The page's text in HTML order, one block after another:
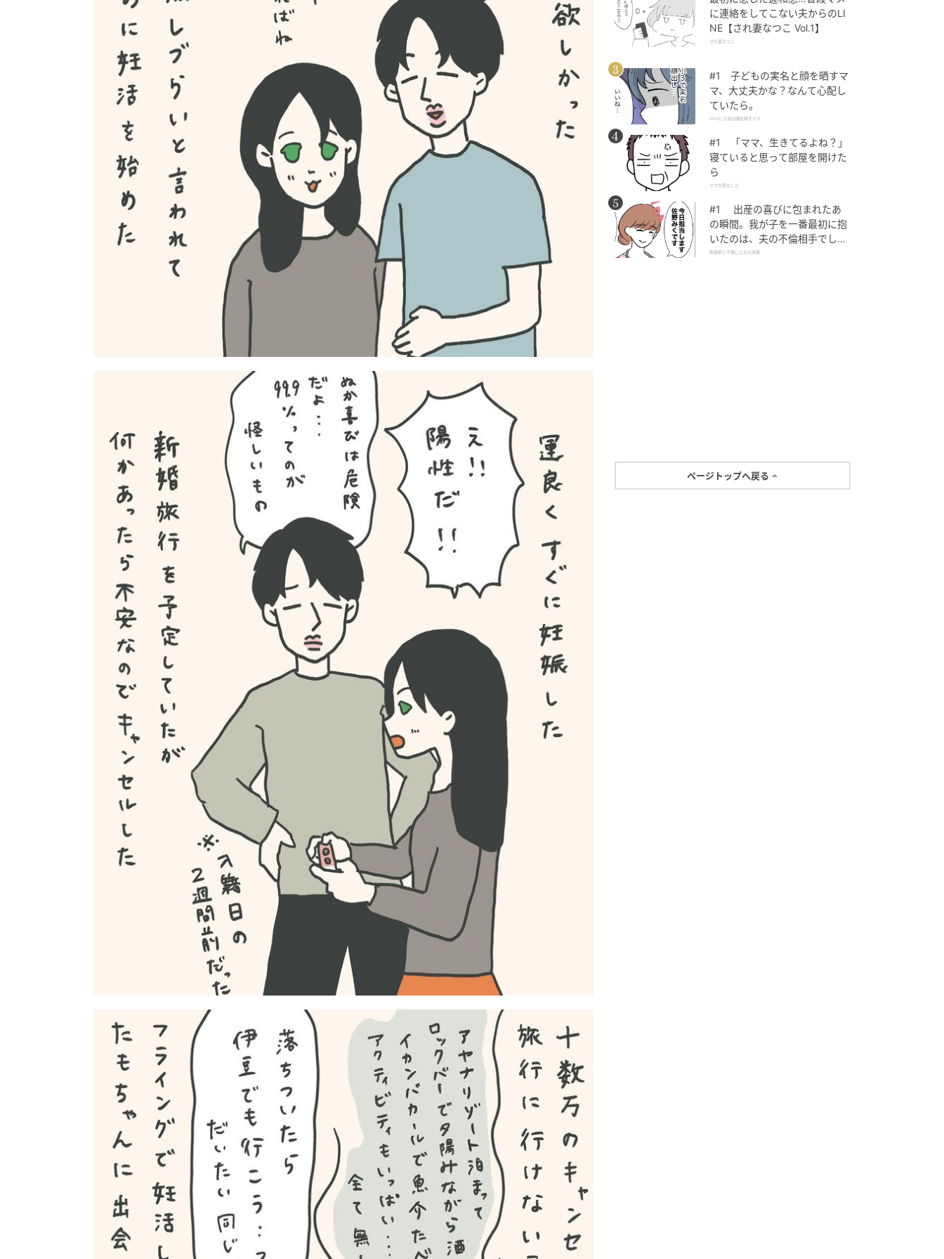
に連絡をしてこない夫からのLI
NE【され妻なつこ Vol.1】
され妻なつこ
#1 子どもの実名と顔を晒すマ
マ、大丈夫かな？なんて心配し
ていたら。
SNSに子供の顔を晒すママ
#1 「ママ、生きてるよね？」
寝ていると思って部屋を開けた
ら
ママが家出した
#1 出産の喜びに包まれたあ
の瞬間。我が子を一番最初に抱
いたのは、夫の不倫相手でし
た。
助産師と不倫した夫の末路
ページトップへ戻る